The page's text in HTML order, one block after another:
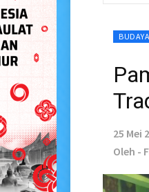
BUDAYA
25 Mei
Oleh -